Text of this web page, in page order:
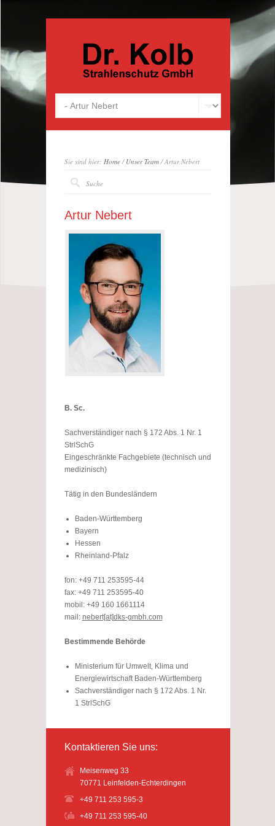
Sie sind hier: Home/ Unser Team/ Artur Nebert
Artur Nebert
B. Sc.
Sachverständiger nach § 172 Abs. 1 Nr. 1
StrlSchG
Eingeschränkte Fachgebiete (technisch und
medizinisch)
Tätig in den Bundesländern
Baden-Württemberg
Bayern
Hessen
Rheinland-Pfalz
fon: +49 711 253595-44
fax: +49 711 253595-40
mobil: +49 160 1661114
mail: nebert[at]dks-gmbh.com
Bestimmende Behörde
Ministerium für Umwelt, Klima und
Energiewirtschaft Baden-Württemberg
Sachverständiger nach § 172 Abs. 1 Nr.
1 StrlSchG
Kontaktieren Sie uns:
Meisenweg 33
70771 Leinfelden-Echterdingen
+49 711 253 595-3
+49 711 253 595-40